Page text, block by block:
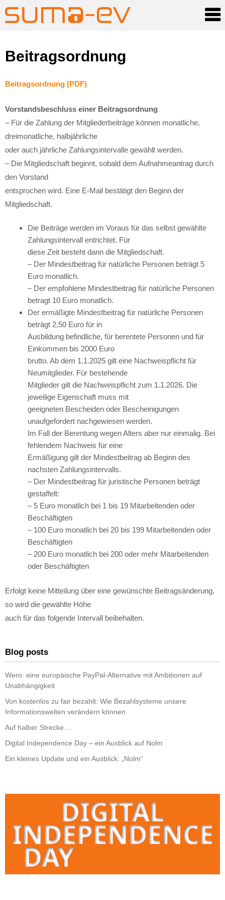
Skip
content
Beitragsordnung
Beitragsordnung (PDF)
Vorstandsbeschluss einer Beitragsordnung
– Für die Zahlung der Mitgliederbeiträge können monatliche,
dreimonatliche, halbjährliche
oder auch jährliche Zahlungsintervalle gewählt werden.
– Die Mitgliedschaft beginnt, sobald dem Aufnahmeantrag durch
den Vorstand
entsprochen wird. Eine E-Mail bestätigt den Beginn der
Mitgliedschaft.
Die Beiträge werden im Voraus für das selbst gewählte
Zahlungsintervall entrichtet. Für
diese Zeit besteht dann die Mitgliedschaft.
– Der Mindestbeitrag für natürliche Personen beträgt 5
Euro monatlich.
– Der empfohlene Mindestbeitrag für natürliche Personen
betragt 10 Euro monatlich.
Der ermäßigte Mindestbeitrag für natürliche Personen
beträgt 2,50 Euro für in
Ausbildung befindliche, für berentete Personen und für
Einkommen bis 2000 Euro
brutto. Ab dem 1.1.2025 gilt eine Nachweispflicht für
Neumitglieder. Für bestehende
Mitglieder gilt die Nachweispflicht zum 1.1.2026. Die
jeweilige Eigenschaft muss mit
geeigneten Bescheiden oder Bescheinigungen
unaufgefordert nachgewiesen werden.
Im Fall der Berentung wegen Alters aber nur einmalig. Bei
fehlendem Nachweis für eine
Ermäßigung gilt der Mindestbeitrag ab Beginn des
nachsten Zahlungsintervalls.
– Der Mindestbeitrag für juristische Personen beträgt
gestaffelt:
– 5 Euro monatlich bei 1 bis 19 Mitarbeitenden oder
Beschäftigten
– 100 Euro monatlich bei 20 bis 199 Mitarbeitenden oder
Beschäftigten
– 200 Euro monatlich bei 200 oder mehr Mitarbeitenden
oder Beschäftigten
Erfolgt keine Mitteilung über eine gewünschte Beitragsänderung,
so wird die gewählte Höhe
auch für das folgende Intervall beibehalten.
Blog posts
Wero: eine europäische PayPal-Alternative mit Ambitionen auf
Unabhängigkeit
Von kostenlos zu fair bezahlt: Wie Bezahlsysteme unsere
Informationswelten verändern können
Auf halber Strecke…
Digital Independence Day – ein Ausblick auf Nolm
Ein kleines Update und ein Ausblick: „Nolm“